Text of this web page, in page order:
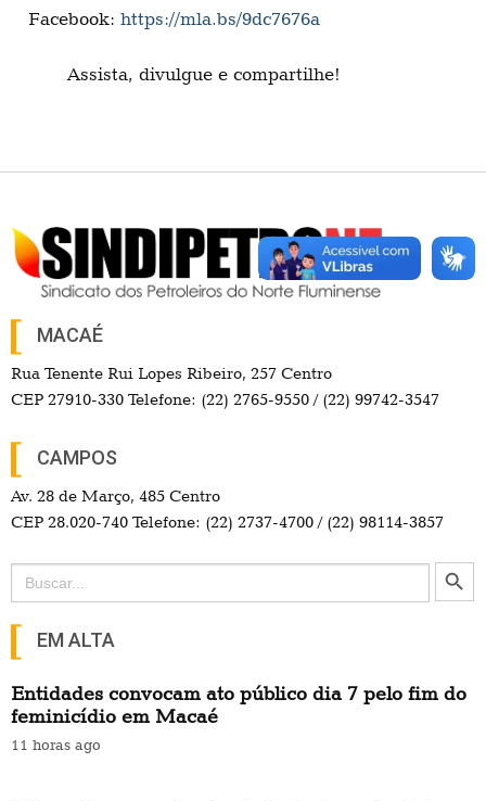
Facebook: https://mla.bs/9dc7676a
Assista, divulgue e compartilhe!
MACAÉ
Rua Tenente Rui Lopes Ribeiro, 257 Centro
CEP 27910-330 Telefone: (22) 2765-9550 / (22) 99742-3547
CAMPOS
Av. 28 de Março, 485 Centro
CEP 28.020-740 Telefone: (22) 2737-4700 / (22) 98114-3857
Search
for:
Search Button
EM ALTA
Entidades convocam ato público dia 7 pelo fim do
feminicídio em Macaé
11 horas ago